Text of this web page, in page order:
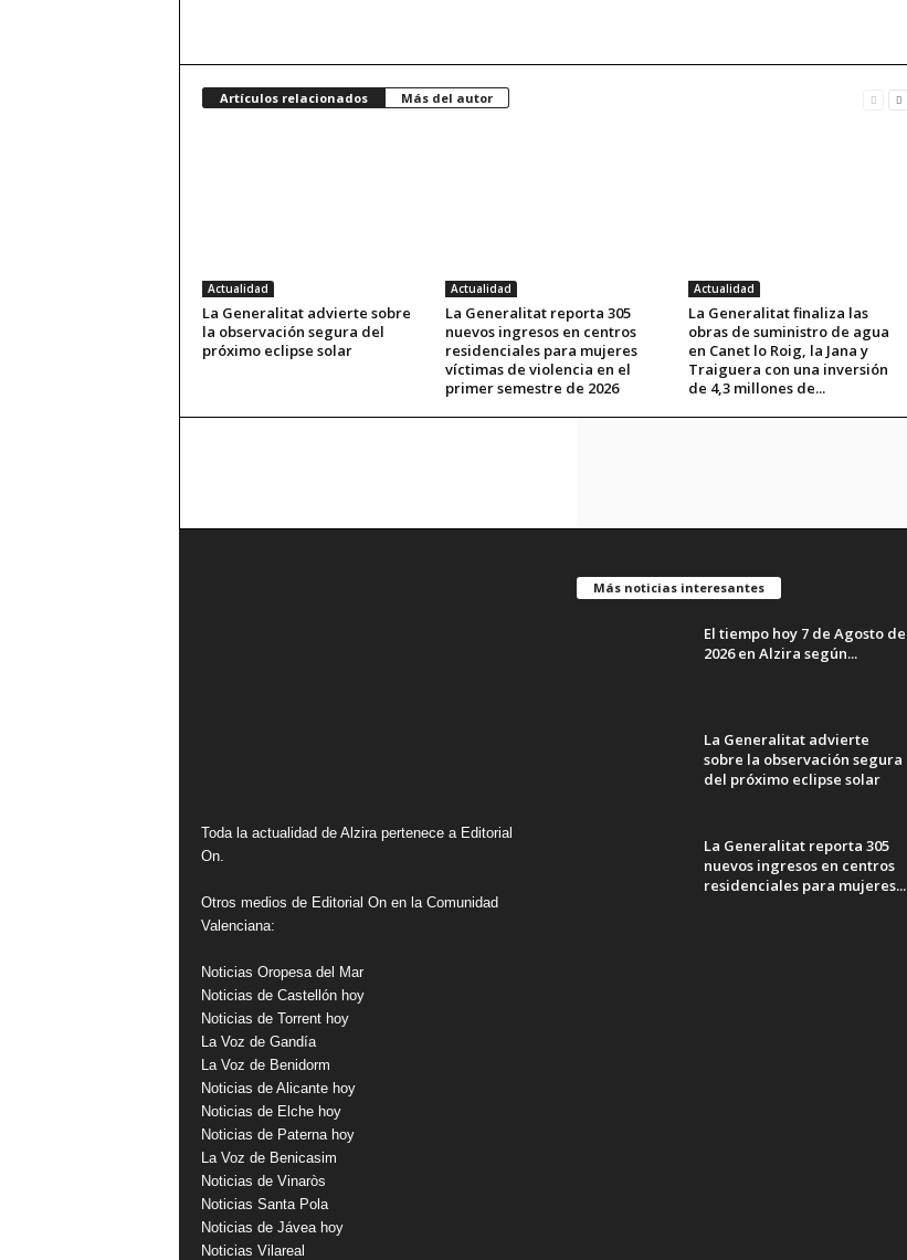
Artículos relacionados Más del autor
Actualidad
La Generalitat advierte sobre
la observación segura del
próximo eclipse solar
Actualidad
La Generalitat reporta 305
nuevos ingresos en centros
residenciales para mujeres
víctimas de violencia en el
primer semestre de 2026
Actualidad
La Generalitat finaliza las
obras de suministro de agua
en Canet lo Roig, la Jana y
Traiguera con una inversión
de 4,3 millones de...
Toda la actualidad de Alzira pertenece a Editorial
On.
Otros medios de Editorial On en la Comunidad
Valenciana:
Noticias Oropesa del Mar
Noticias de Castellón hoy
Noticias de Torrent hoy
La Voz de Gandía
La Voz de Benidorm
Noticias de Alicante hoy
Noticias de Elche hoy
Noticias de Paterna hoy
La Voz de Benicasim
Noticias de Vinaròs
Noticias Santa Pola
Noticias de Jávea hoy
Noticias Vilareal
Más noticias interesantes
El tiempo hoy 7 de Agosto de
2026 en Alzira según...
La Generalitat advierte
sobre la observación segura
del próximo eclipse solar
La Generalitat reporta 305
nuevos ingresos en centros
residenciales para mujeres...